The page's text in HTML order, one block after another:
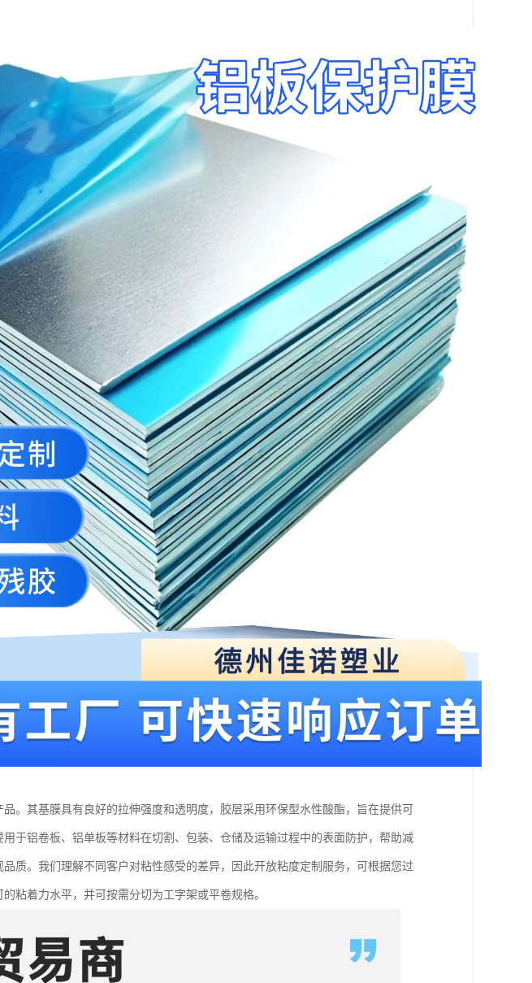
。其基膜具有良好的拉伸强度和透明度，胶层采用环保型水性酸酯，旨在提供可
于铝卷板、铝单板等材料在切割、包装、仓储及运输过程中的表面防护，帮助减
质。我们理解不同客户对粘性感受的差异，因此开放粘度定制服务，可根据您过
粘着力水平，并可按需分切为工字架或平卷规格。